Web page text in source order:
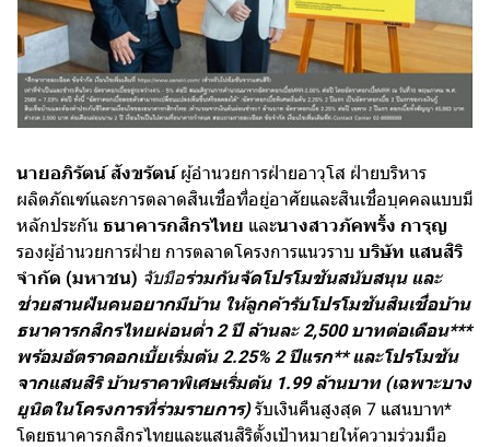
นายอภิรัตน์ สังขรัตน์ผู้อำนวยการฝ่ายอาวุโส ฝ่ายบริหาร
ผลิตภัณฑ์และการตลาดสินเชื่อที่อยู่อาศัยและสินเชื่อบุคคลแบบมี
หลักประกัน ธนาคารกสิกรไทย และนางสาวภัคพริ้ง การุญ
รองผู้อำนวยการฝ่าย การตลาดโครงการแนวราบ บริษัท แสนสิริ
จำกัด (มหาชน) จับมือร่วมกันจัดโปรโมชันสนับสนุน และ
ช่วยสานฝันคนอยากมีบ้าน ให้ลูกค้ารับโปรโมชันสินเชื่อบ้าน
ธนาคารกสิกรไทยผ่อนต่ำ 2 ปี ล้านละ 2,500 บาทต่อเดือน***
พร้อมอัตราดอกเบี้ยเริ่มต้น 2.25% 2 ปีแรก** และโปรโมชัน
จากแสนสิริ บ้านราคาพิเศษเริ่มต้น 1.99 ล้านบาท (เฉพาะบาง
ยูนิตในโครงการที่ร่วมรายการ)รับเงินคืนสูงสุด 7 แสนบาท*
โดยธนาคารกสิกรไทยและแสนสิริตั้งเป้าหมายให้ความร่วมมือ